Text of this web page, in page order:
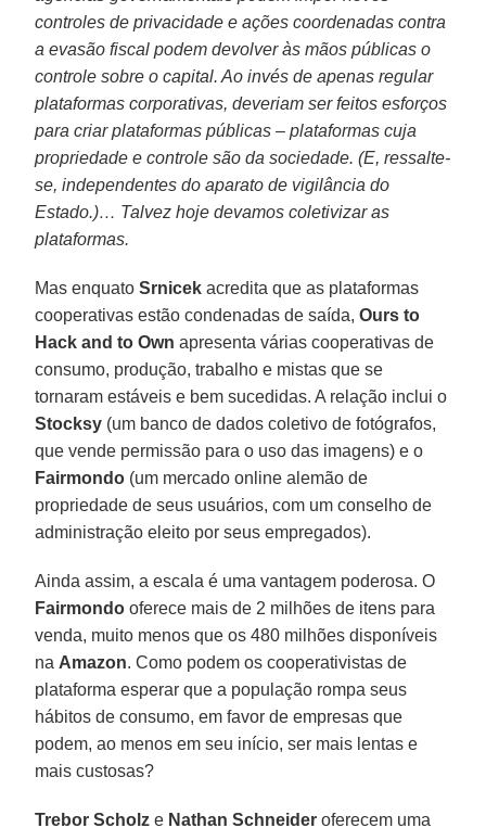
controles de privacidade e ações coordenadas contra
a evasão fiscal podem devolver às mãos públicas o
controle sobre o capital. Ao invés de apenas regular
plataformas corporativas, deveriam ser feitos esforços
para criar plataformas públicas – plataformas cuja
propriedade e controle são da sociedade. (E, ressalte-
se, independentes do aparato de vigilância do
Estado.)… Talvez hoje devamos coletivizar as
plataformas.
Mas enquatoSrnicek acredita que as plataformas
cooperativas estão condenadas de saída,Ours to
Hack and to Own apresenta várias cooperativas de
consumo, produção, trabalho e mistas que se
tornaram estáveis e bem sucedidas. A relação inclui o
Stocksy (um banco de dados coletivo de fotógrafos,
que vende permissão para o uso das imagens) e o
Fairmondo (um mercado online alemão de
propriedade de seus usuários, com um conselho de
administração eleito por seus empregados).
Ainda assim, a escala é uma vantagem poderosa. O
Fairmondo oferece mais de 2 milhões de itens para
venda, muito menos que os 480 milhões disponíveis
na Amazon. Como podem os cooperativistas de
plataforma esperar que a população rompa seus
hábitos de consumo, em favor de empresas que
podem, ao menos em seu início, ser mais lentas e
mais custosas?
Trebor Scholz e Nathan Schneider oferecem uma